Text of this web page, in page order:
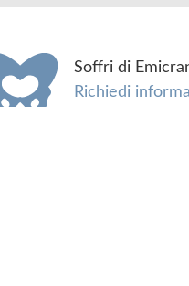
Soffri di
Richiedi